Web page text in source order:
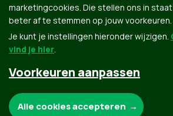
Groen.be
marketingcookies. Die stellen ons in
beter af te stemmen op jouw voorkeuren.
Je kunt je instellingen hieronder wijzigen.
vind je hier.
Voorkeuren aanpassen
Alle cookies accepteren